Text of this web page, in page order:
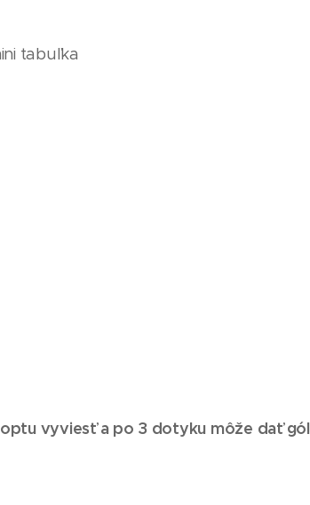
tabuľka
vyviesť a po 3 dotyku môže dať